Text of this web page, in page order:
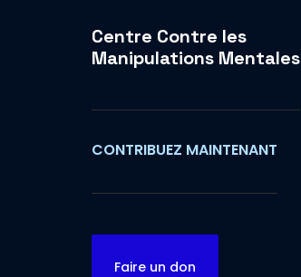
Centre Contre les
Manipulations Mentales
CONTRIBUEZ MAINTENANT
Faire un don